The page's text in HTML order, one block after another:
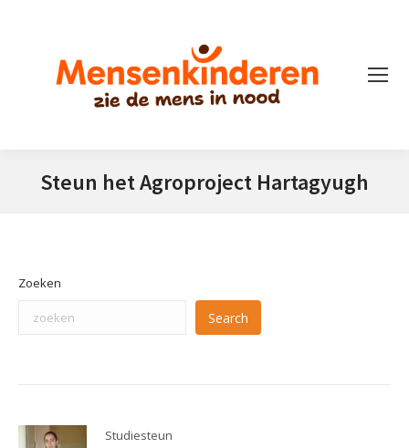
Steun het Agroproject Hartagyugh
Zoeken
Search
Studiesteun